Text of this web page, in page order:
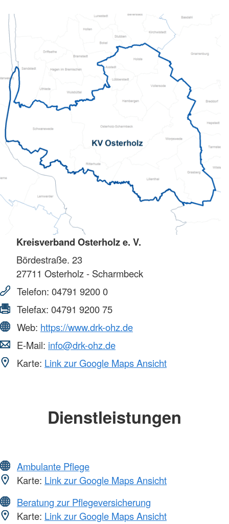
Kreisverband Osterholz e. V.
Bördestraße. 23
27711 Osterholz - Scharmbeck
Telefon: 04791 9200 0
Telefax: 04791 9200 75
Web: https://www.drk-ohz.de
E-Mail: info@drk-ohz.de
Karte: Link zur Google Maps Ansicht
Dienstleistungen
Ambulante Pflege
Karte: Link zur Google Maps Ansicht
Beratung zur Pflegeversicherung
Karte: Link zur Google Maps Ansicht